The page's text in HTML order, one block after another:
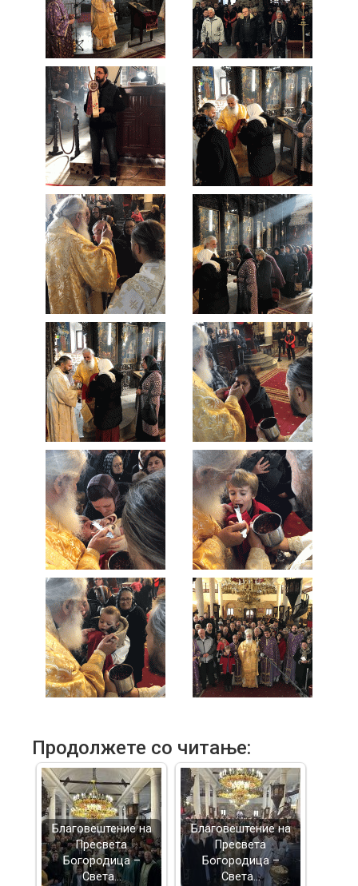
Продолжете со читање:
Благовештение на
Пресвета
Богородица –
Света…
Благовештение на
Пресвета
Богородица –
Света…